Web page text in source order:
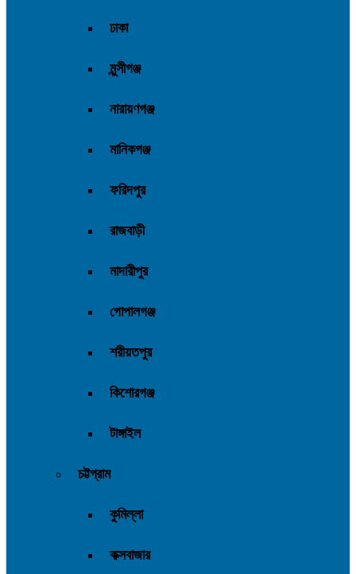
ঢাকা
মুন্সীগঞ্জ
নারায়ণগঞ্জ
মানিকগঞ্জ
ফরিদপুর
রাজবাড়ী
মাদারীপুর
গোপালগঞ্জ
শরীয়তপুর
কিশোরগঞ্জ
টাঙ্গাইল
চট্টগ্রাম
কুমিল্লা
কক্সবাজার